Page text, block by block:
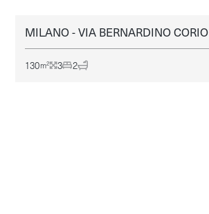
MILANO VENDITA
MILANO - VIA BERNARDINO CORIO
130m2 3 2